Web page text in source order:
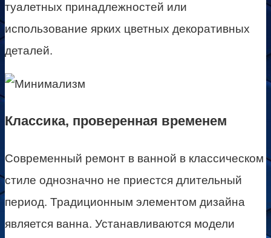
туалетных принадлежностей или
использование ярких цветных декоративных
деталей.
Классика, проверенная временем
Современный ремонт в ванной в классическом
стиле однозначно не приестся длительный
период. Традиционным элементом дизайна
является ванна. Устанавливаются модели